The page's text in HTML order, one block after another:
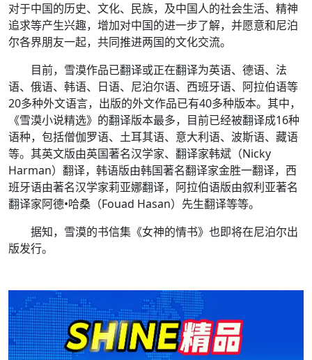
对于中国的历史、文化、民族，及中国人的社会生活、精神
追求等产生兴趣，增加对中国的进一步了解，并愿意和尼泊
尔各界朋友一起，共同推进两国的文化交流。
目前，雪漠作品已翻译或正在翻译为英语、德语、法
语、俄语、韩语、日语、尼泊尔语、西班牙语、阿拉伯语等
20多种外文语言，出版的外文作品已有40多种版本。其中，
《雪漠小说精选》的翻译版本最多，目前已经被翻译成16种
语种，包括僧伽罗语、土耳其语、意大利语、波斯语、藏语
等。其英文版由英国著名汉学家、翻译家韩斌（Nicky
Harman）翻译，韩语版由韩国著名翻译家金胜一翻译，西
班牙语由著名汉学家莉亚娜翻译，阿拉伯语版由叙利亚著名
翻译家阿德•哈桑（Fouad Hasan）先生翻译等等。
据知，雪漠的书信集《女神的情书》也即将在尼泊尔出
版发行。